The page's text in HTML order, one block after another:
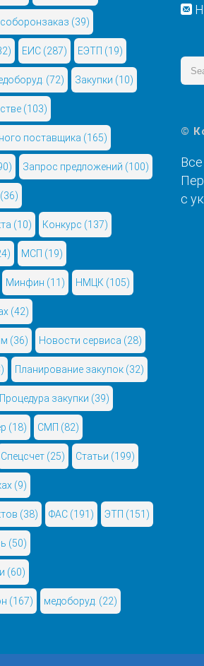
(39)
ЕИС (287) ЕЭТП (19)
(72) Закупки (10)
(103)
поставщика (165)
Запрос предложений (100)
(36)
(10) Конкурс (137)
МСП (19)
Минфин (11) НМЦК (105)
(42)
(36) Новости сервиса (28)
Планирование закупок (32)
Процедура закупки (39)
(18) СМП (82)
Спецсчет (25) Статьи (199)
(9)
(38) ФАС (191) ЭТП (151)
(50)
(60)
(167) медоборуд. (22)
©
с